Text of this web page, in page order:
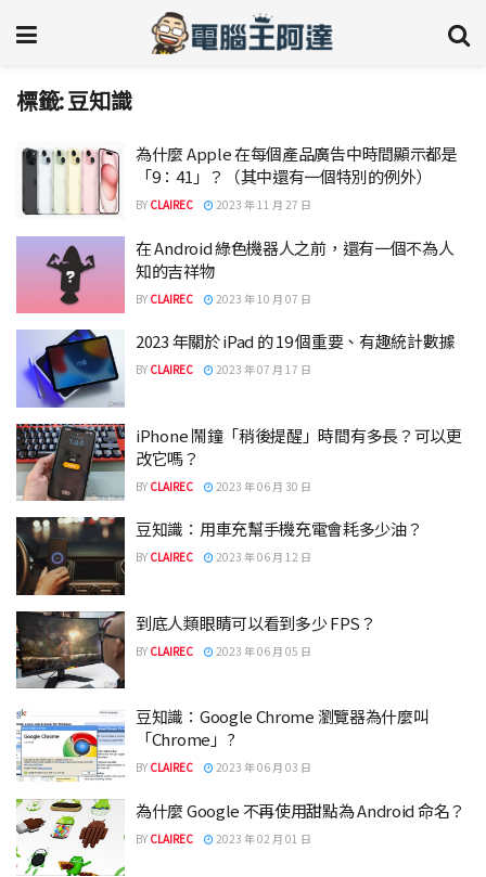
標籤:豆知識
為什麼 Apple 在每個產品廣告中時間顯示都是
「9：41」？（其中還有一個特別的例外）
BY CLAIREC 2023 年 11 月 27 日
在 Android 綠色機器人之前，還有一個不為人
知的吉祥物
BY CLAIREC 2023 年 10 月 07 日
2023 年關於 iPad 的 19 個重要、有趣統計數據
BY CLAIREC 2023 年 07 月 17 日
iPhone 鬧鐘「稍後提醒」時間有多長？可以更
改它嗎？
BY CLAIREC 2023 年 06 月 30 日
豆知識：用車充幫手機充電會耗多少油？
BY CLAIREC 2023 年 06 月 12 日
到底人類眼睛可以看到多少 FPS？
BY CLAIREC 2023 年 06 月 05 日
豆知識：Google Chrome 瀏覽器為什麼叫
「Chrome」?
BY CLAIREC 2023 年 06 月 03 日
為什麼 Google 不再使用甜點為 Android 命名？
BY CLAIREC 2023 年 02 月 01 日